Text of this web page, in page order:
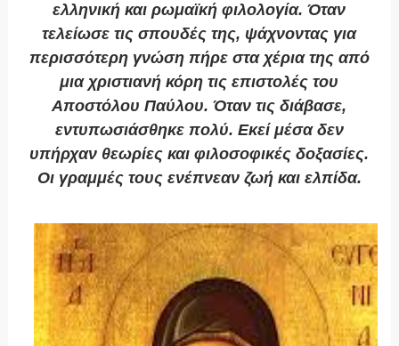
ελληνική και ρωμαϊκή φιλολογία. Όταν
τελείωσε τις σπουδές της, ψάχνοντας για
περισσότερη γνώση πήρε στα χέρια της από
μια χριστιανή κόρη τις επιστολές του
Αποστόλου Παύλου. Όταν τις διάβασε,
εντυπωσιάσθηκε πολύ. Εκεί μέσα δεν
υπήρχαν θεωρίες και φιλοσοφικές δοξασίες.
Οι γραμμές τους ενέπνεαν ζωή και ελπίδα.